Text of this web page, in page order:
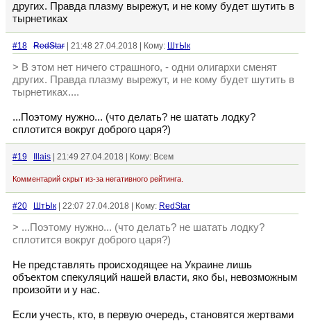
других. Правда плазму вырежут, и не кому будет шутить в
тырнетиках
#18 RedStar | 21:48 27.04.2018 | Кому: ШтЫк
> В этом нет ничего страшного, - одни олигархи сменят
других. Правда плазму вырежут, и не кому будет шутить в
тырнетиках....
...Поэтому нужно... (что делать? не шатать лодку?
сплотится вокруг доброго царя?)
#19 Illais | 21:49 27.04.2018 | Кому: Всем
Комментарий скрыт из-за негативного рейтинга.
#20 ШтЫк | 22:07 27.04.2018 | Кому: RedStar
> ...Поэтому нужно... (что делать? не шатать лодку?
сплотится вокруг доброго царя?)
Не представлять происходящее на Украине лишь
объектом спекуляций нашей власти, яко бы, невозможным
произойти и у нас.
Если учесть, кто, в первую очередь, становятся жертвами